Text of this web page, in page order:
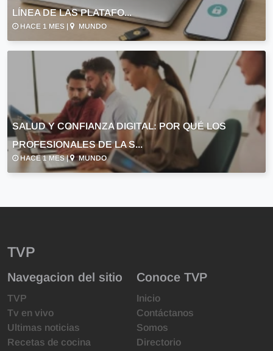
LÍNEA DE LAS PLATAFO...
HACE 1 MES | MUNDO
SALUD Y CONFIANZA DIGITAL: POR QUÉ LOS
PROFESIONALES DE LA S...
HACE 1 MES | MUNDO
TVP
Navegacion del sitio
TVP
Tv en vivo
Ultimas noticias
Recetas de cocina
Conoce TVP
Inicio
Contáctanos
Somos
Directorio